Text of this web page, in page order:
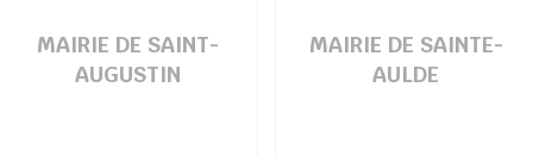
MAIRIE DE SAINT-
AUGUSTIN
MAIRIE DE SAINTE-
AULDE